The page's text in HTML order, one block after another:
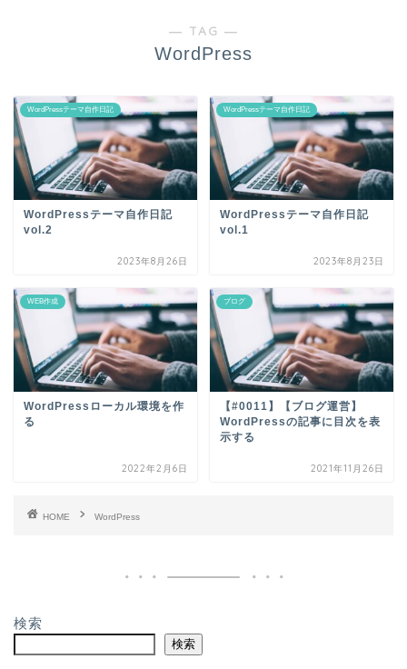
― TAG ―
WordPress
WordPressテーマ自作日記
WordPressテーマ自作日記
vol.2
2023年8月26日
WordPressテーマ自作日記
WordPressテーマ自作日記
vol.1
2023年8月23日
WEB作成
WordPressローカル環境を作
る
2022年2月6日
ブログ
【#0011】【ブログ運営】
WordPressの記事に目次を表
示する
2021年11月26日
HOME WordPress
検索
検索